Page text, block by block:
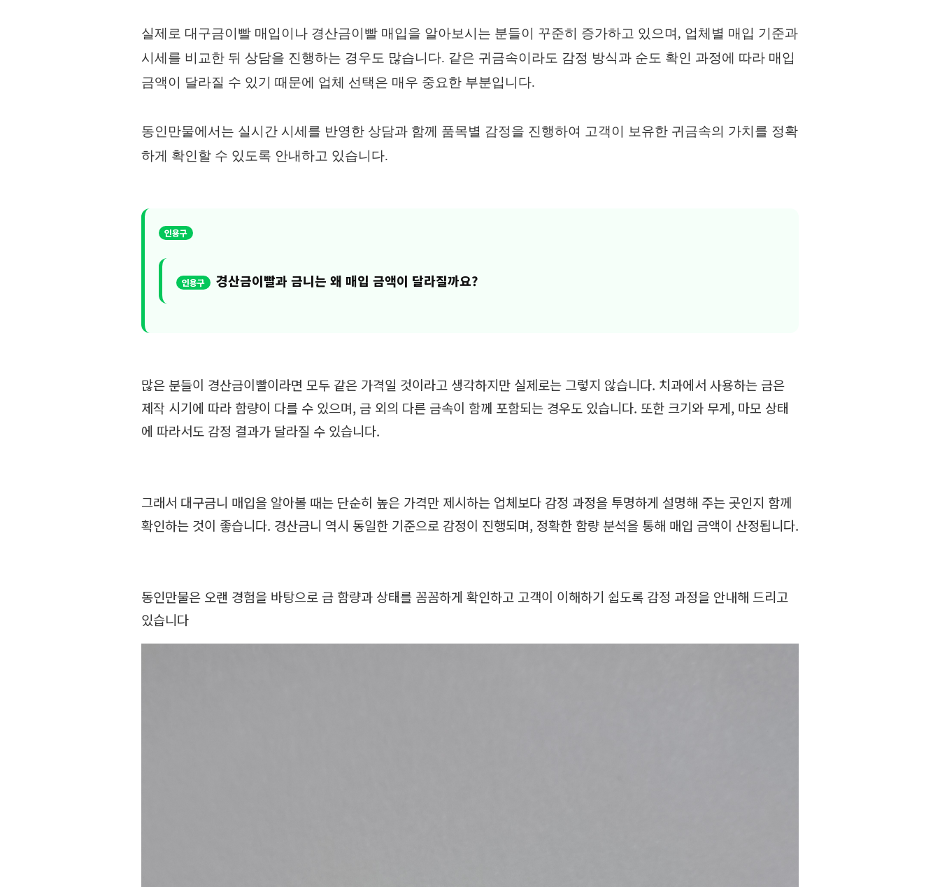
실제로 대구금이빨 매입이나 경산금이빨 매입을 알아보시는 분들이 꾸준히 증가하고 있으며, 업체별 매입 기준과
시세를 비교한 뒤 상담을 진행하는 경우도 많습니다. 같은 귀금속이라도 감정 방식과 순도 확인 과정에 따라 매입
금액이 달라질 수 있기 때문에 업체 선택은 매우 중요한 부분입니다.
동인만물에서는 실시간 시세를 반영한 상담과 함께 품목별 감정을 진행하여 고객이 보유한 귀금속의 가치를 정확
하게 확인할 수 있도록 안내하고 있습니다.
경산금이빨과 금니는 왜 매입 금액이 달라질까요?
많은 분들이 경산금이빨이라면 모두 같은 가격일 것이라고 생각하지만 실제로는 그렇지 않습니다. 치과에서 사용하는 금은
제작 시기에 따라 함량이 다를 수 있으며, 금 외의 다른 금속이 함께 포함되는 경우도 있습니다. 또한 크기와 무게, 마모 상태
에 따라서도 감정 결과가 달라질 수 있습니다.
그래서 대구금니 매입을 알아볼 때는 단순히 높은 가격만 제시하는 업체보다 감정 과정을 투명하게 설명해 주는 곳인지 함께
확인하는 것이 좋습니다. 경산금니 역시 동일한 기준으로 감정이 진행되며, 정확한 함량 분석을 통해 매입 금액이 산정됩니다.
동인만물은 오랜 경험을 바탕으로 금 함량과 상태를 꼼꼼하게 확인하고 고객이 이해하기 쉽도록 감정 과정을 안내해 드리고
있습니다